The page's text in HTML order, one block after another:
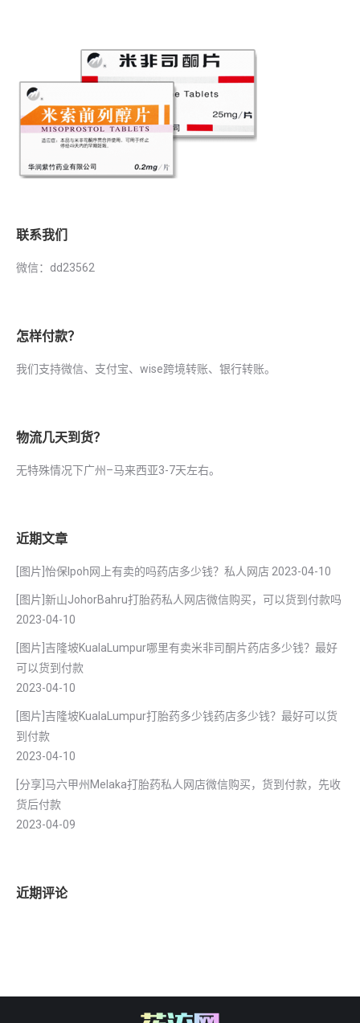
联系我们
微信：dd23562
怎样付款？
我们支持微信、支付宝、wise跨境转账、银行转账。
物流几天到货？
无特殊情况下广州–马来西亚3-7天左右。
近期文章
[图片]怡保lpoh网上有卖的吗药店多少钱？私人网店 2023-04-10
[图片]新山JohorBahru打胎药私人网店微信购买，可以货到付款吗
2023-04-10
[图片]吉隆坡KualaLumpur哪里有卖米非司酮片药店多少钱？最好
可以货到付款
2023-04-10
[图片]吉隆坡KualaLumpur打胎药多少钱药店多少钱？最好可以货
到付款
2023-04-10
[分享]马六甲州Melaka打胎药私人网店微信购买，货到付款，先收
货后付款
2023-04-09
近期评论